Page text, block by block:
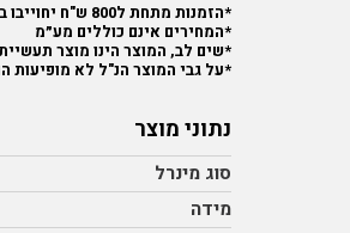
*הזמנות מתחת ל800 ש"ח יחוייבו בדמי משלוח
*המחירים אינם כוללים מע״מ
*שים לב, המוצר הינו מוצר
*על גבי המוצר הנ"ל לא מופיעות
נתוני מוצר
סוג מינרל
מידה